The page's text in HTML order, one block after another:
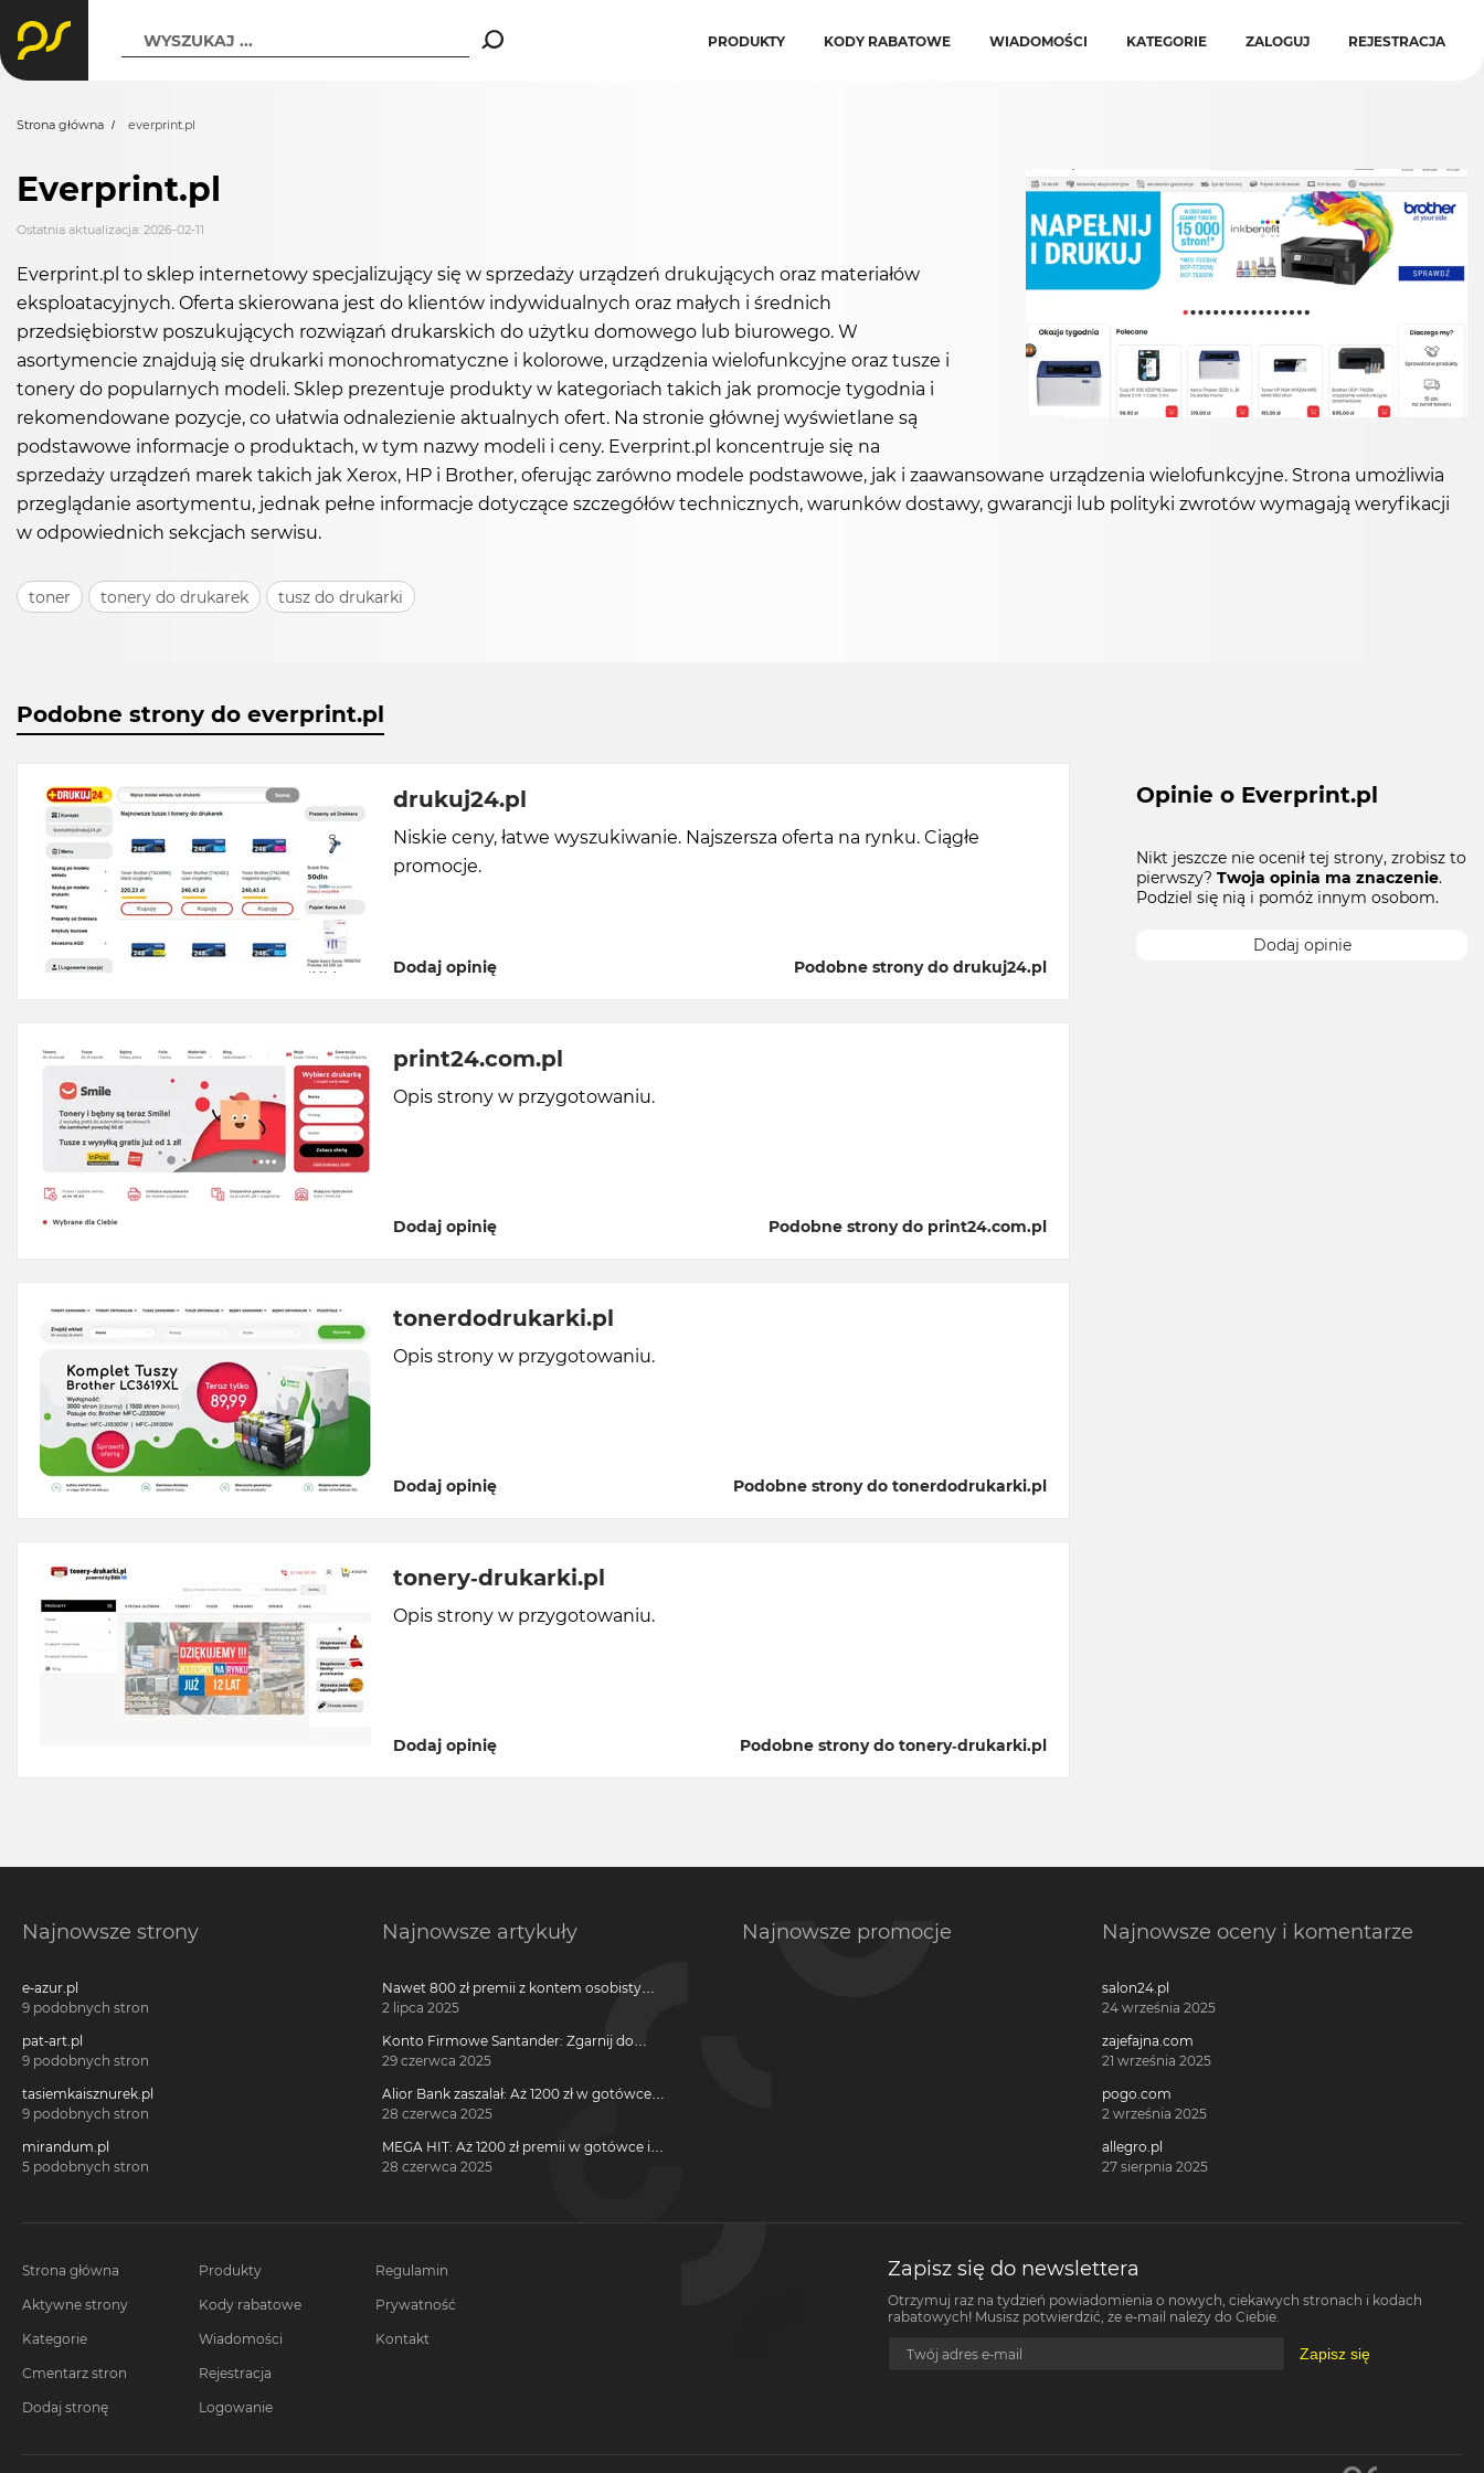
WYSZUKAJ ... PRODUKTY KODY RABATOWE WIADOMOŚCI KATEGORIE ZALOGUJ REJESTRACJA
Strona główna everprint.pl
Everprint.pl
Ostatnia aktualizacja: 2026-02-11
Everprint.pl to sklep internetowy specjalizujący się w sprzedaży urządzeń drukujących oraz materiałów
eksploatacyjnych. Oferta skierowana jest do klientów indywidualnych oraz małych i średnich
przedsiębiorstw poszukujących rozwiązań drukarskich do użytku domowego lub biurowego. W
asortymencie znajdują się drukarki monochromatyczne i kolorowe, urządzenia wielofunkcyjne oraz tusze i
tonery do popularnych modeli. Sklep prezentuje produkty w kategoriach takich jak promocje tygodnia i
rekomendowane pozycje, co ułatwia odnalezienie aktualnych ofert. Na stronie głównej wyświetlane są
podstawowe informacje o produktach, w tym nazwy modeli i ceny. Everprint.pl koncentruje się na
sprzedaży urządzeń marek takich jak Xerox, HP i Brother, oferując zarówno modele podstawowe, jak i zaawansowane urządzenia wielofunkcyjne. Strona umożliwia
przeglądanie asortymentu, jednak pełne informacje dotyczące szczegółów technicznych, warunków dostawy, gwarancji lub polityki zwrotów wymagają weryfikacji
w odpowiednich sekcjach serwisu.
toner tonery do drukarek tusz do drukarki
Podobne strony do everprint.pl
drukuj24.pl
Niskie ceny, łatwe wyszukiwanie. Najszersza oferta na rynku. Ciągłe
promocje.
Dodaj opinię Podobne strony do drukuj24.pl
print24.com.pl
Opis strony w przygotowaniu.
Dodaj opinię Podobne strony do print24.com.pl
tonerdodrukarki.pl
Opis strony w przygotowaniu.
Dodaj opinię Podobne strony do tonerdodrukarki.pl
tonery-drukarki.pl
Opis strony w przygotowaniu.
Dodaj opinię Podobne strony do tonery-drukarki.pl
Opinie o Everprint.pl
Nikt jeszcze nie ocenił tej strony, zrobisz to
pierwszy? Twoja opinia ma znaczenie.
Podziel się nią i pomóż innym osobom.
Dodaj opinie
Najnowsze strony
e-azur.pl
9 podobnych stron
pat-art.pl
9 podobnych stron
tasiemkaisznurek.pl
9 podobnych stron
mirandum.pl
5 podobnych stron
Najnowsze artykuły
Nawet 800 zł premii z kontem osobistym
Millennium 360°!
2 lipca 2025
Konto Firmowe Santander: Zgarnij do
2700 zł w promocji
29 czerwca 2025
Alior Bank zaszalał: Aż 1200 zł w gotówce i
voucherach za otwarcie darmowego
28 czerwca 2025
MEGA HIT: Aż 1200 zł premii w gotówce i
voucherach za darmową kartę kredytową
28 czerwca 2025
Najnowsze promocje Najnowsze oceny i komentarze
salon24.pl
24 września 2025
zajefajna.com
21 września 2025
pogo.com
2 września 2025
allegro.pl
27 sierpnia 2025
Strona główna
Aktywne strony
Kategorie
Cmentarz stron
Dodaj stronę
Produkty
Kody rabatowe
Wiadomości
Rejestracja
Logowanie
Regulamin
Prywatność
Kontakt
Zapisz się do newslettera
Otrzymuj raz na tydzień powiadomienia o nowych, ciekawych stronach i kodach
rabatowych! Musisz potwierdzić, że e-mail należy do Ciebie.
Twój adres e-mail Zapisz się